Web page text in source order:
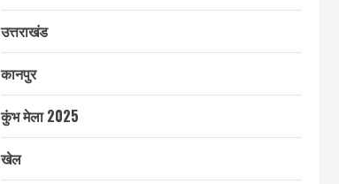
उत्तराखंड
कानपुर
कुंभ मेला 2025
खेल